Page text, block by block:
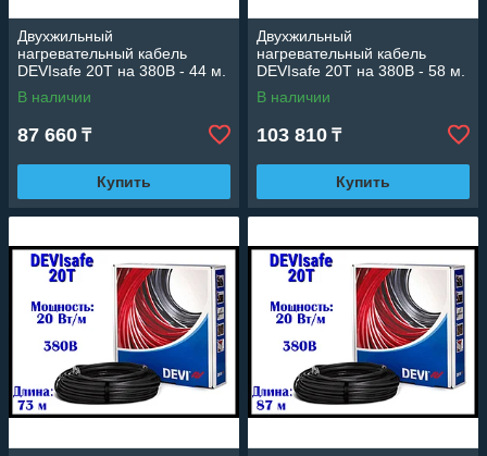
Двухжильный
нагревательный кабель
DEVIsafe 20T на 380В - 44 м.
(DTCE-20, длина: 44 м.,
мощность: 875 Вт)
В наличии
87 660 ₸
Купить
Двухжильный
нагревательный кабель
DEVIsafe 20T на 380В - 58 м.
(DTCE-20, длина: 58 м.,
мощность: 1165 Вт)
В наличии
103 810 ₸
Купить